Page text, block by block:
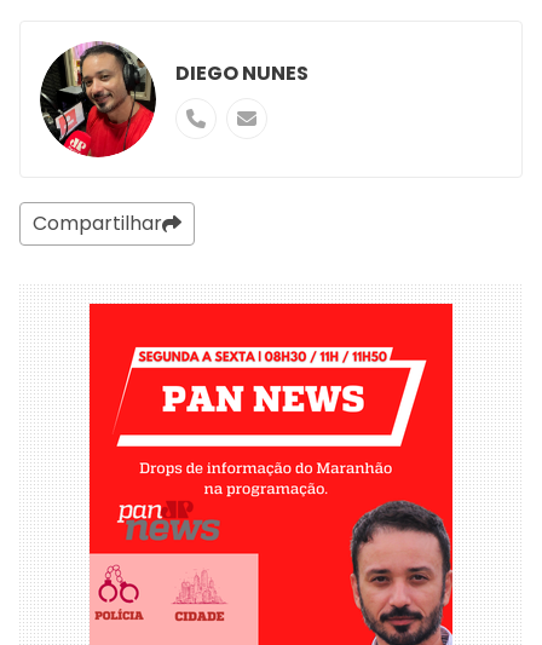
DIEGO NUNES
Compartilhar